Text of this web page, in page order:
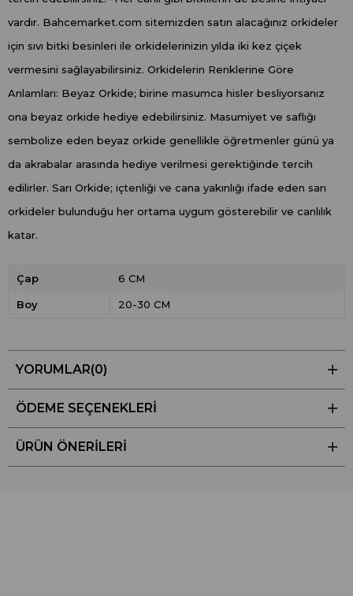
vardır. Bahcemarket.com sitemizden satın alacağınız orkideler
için sıvı bitki besinleri ile orkidelerinizin yılda iki kez çiçek
vermesini sağlayabilirsiniz. Orkidelerin Renklerine Göre
Anlamları: Beyaz Orkide; birine masumca hisler besliyorsanız
ona beyaz orkide hediye edebilirsiniz. Masumiyet ve saflığı
sembolize eden beyaz orkide genellikle öğretmenler günü ya
da akrabalar arasında hediye verilmesi gerektiğinde tercih
edilirler. Sarı Orkide; içtenliği ve cana yakınlığı ifade eden sarı
orkideler bulunduğu her ortama uygum gösterebilir ve canlılık
katar.
Çap 6 CM
Boy 20-30 CM
YORUMLAR(0)
ÖDEME SEÇENEKLERI
ÜRÜN ÖNERILERI